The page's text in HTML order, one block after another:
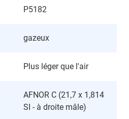
P5182
gazeux
Plus léger que l'air
AFNOR C (21,7 x 1,814
SI - à droite mâle)